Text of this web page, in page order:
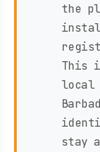
the
This
local
stay